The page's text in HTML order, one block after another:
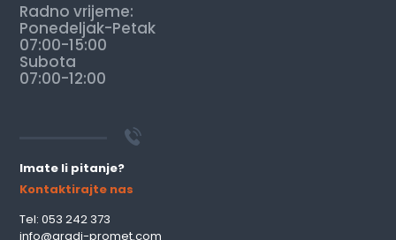
Radno vrijeme:
Ponedeljak-Petak
07:00-15:00
Subota
07:00-12:00
Imate li pitanje?
Kontaktirajte nas
Tel: 053 242 373
info@gradj-promet.com